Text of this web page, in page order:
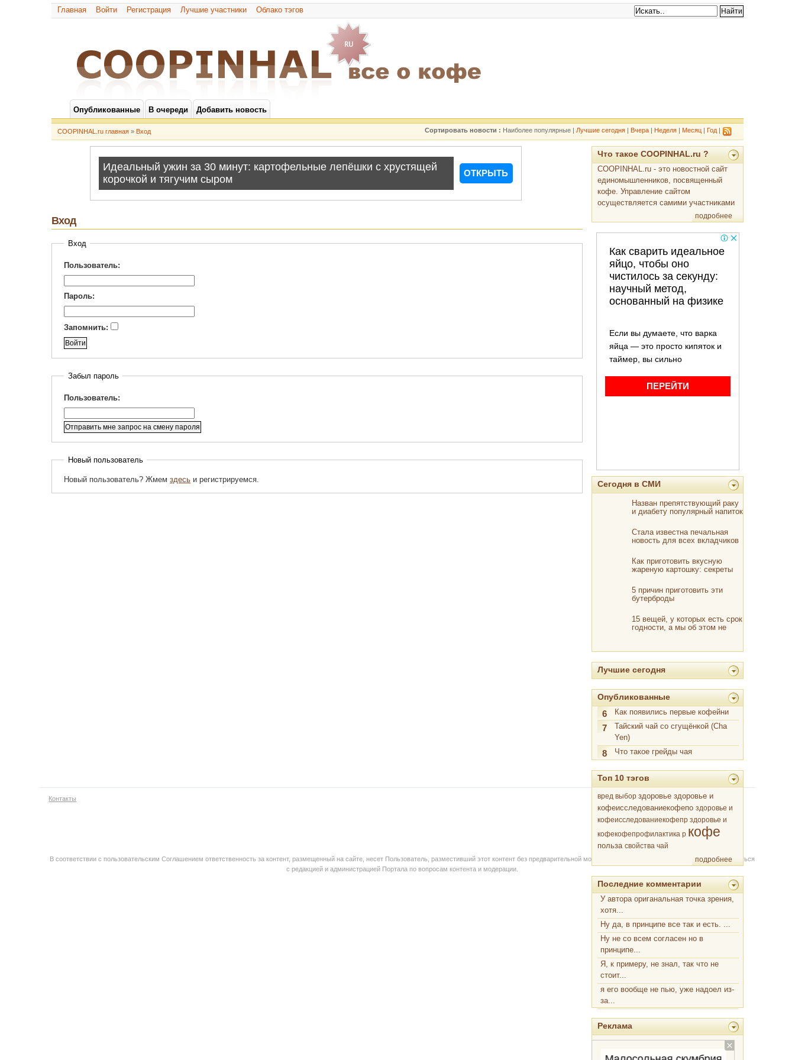
Главная Войти Регистрация Лучшие участники Облако тэгов
Опубликованные В очереди Добавить новость
COOPINHAL.ru главная »Вход Сортировать новости : Наиболее популярные | Лучшие сегодня| Вчера| Неделя| Месяц| Год|
Вход
Вход
Пользователь:
Пароль:
Запомнить:
Забыл пароль
Пользователь:
Новый пользователь
Новый пользователь? Жмемздесь и регистрируемся.
Что такое COOPINHAL.ru ?
COOPINHAL.ru - это новостной сайт
единомышленников, посвященный
кофе. Управление сайтом
осуществляется самими участниками
подробнее
Сегодня в СМИ
Назван препятствующий раку
и диабету популярный напиток
Стала известна печальная
новость для всех вкладчиков
Как приготовить вкусную
жареную картошку: секреты
5 причин приготовить эти
бутерброды
15 вещей, у которых есть срок
годности, а мы об этом не
Лучшие сегодня
Опубликованные
6
Как появились первые кофейни
7
Тайский чай со сгущёнкой (Cha
Yen)
8 Что такое грейды чая
Топ 10 тэгов
вред выбор здоровье здоровье и
кофеисследованиекофепо здоровье и
кофеисследованиекофепр здоровье и
кофекофепрофилактика р кофе
польза свойства чай
подробнее
Последние комментарии
У автора ориганальная точка зрения,
хотя...
Ну да, в принципе все так и есть. ...
Ну не со всем согласен но в
принципе...
Я, к примеру, не знал, так что не
стоит...
я его вообще не пью, уже надоел из-
за...
Реклама
Контакты
В соответствии с пользовательским Соглашением ответственность за контент, размещенный на сайте, несет Пользователь, разместивший этот контент без предварительной модерации через форму на сайте. Вы можете связаться
с редакцией и администрацией Портала по вопросам контента и модерации.